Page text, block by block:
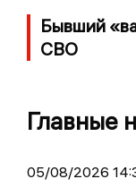
Бывший
СВО
Главные
05/08/2026